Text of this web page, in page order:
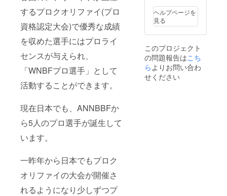
するプロクオリファイ(プロ
資格認定大会)で優秀な成績
を収めた選手にはプロライ
センスが与えられ、
「WNBFプロ選手」として
活動することができます。
現在日本でも、ANNBBFか
ら5人のプロ選手が誕生して
います。
一昨年から日本でもプロク
オリファイの大会が開催さ
れるようになり少しずつプ
ヘルプページを
見る
このプロジェクト
の問題報告はこち
らよりお問い合わ
せください